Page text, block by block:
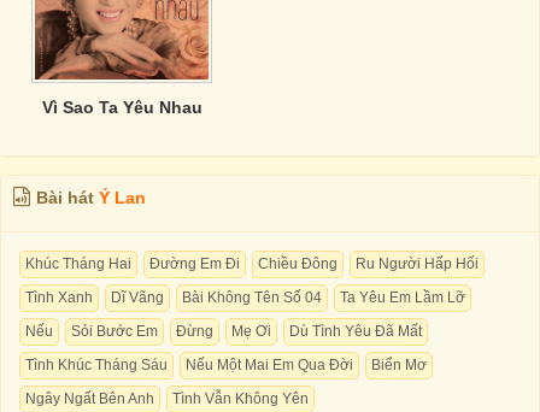
Vì Sao Ta Yêu Nhau
Bài hát Ý Lan
Khúc Tháng Hai Đường Em Đi Chiều Đông
Ru Người Hấp Hối
Tình Xanh
Dĩ Vãng Bài Không Tên Số 04
Ta Yêu Em Lầm Lỡ
Nếu
Sỏi Bước Em Đừng Mẹ Ơi
Dù Tình Yêu Đã Mất
Tình Khúc Tháng Sáu
Nếu Một Mai Em Qua Đời
Biển Mơ
Ngây Ngất Bên Anh
Tình Vẫn Không Yên